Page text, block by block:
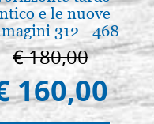
e le nuove
312 - 468
€ 180,00
160,00